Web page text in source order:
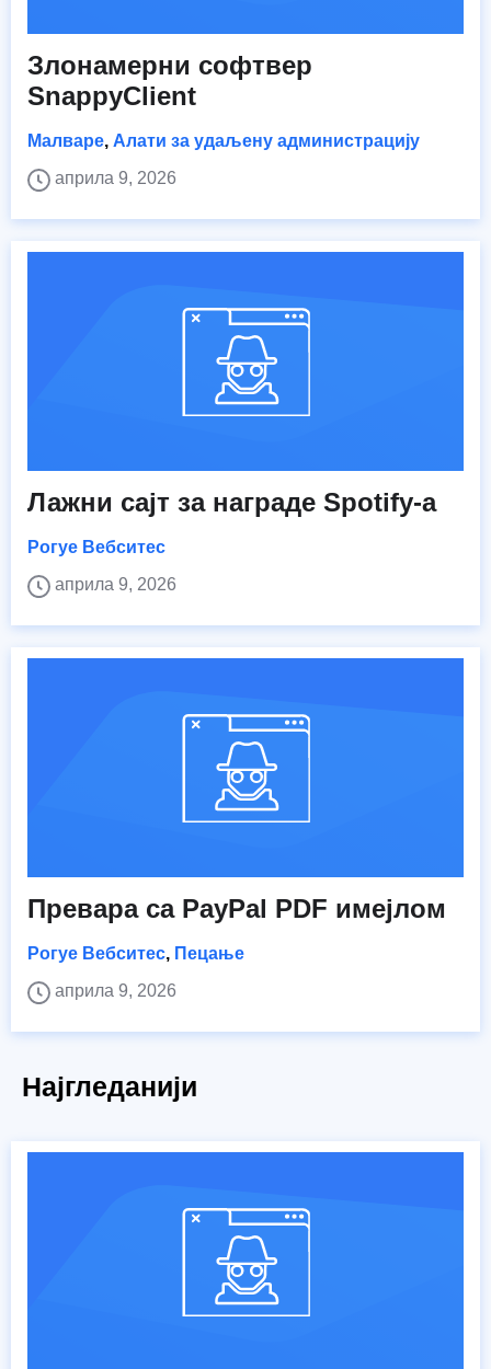
Злонамерни софтвер
SnappyClient
Малваре, Алати за удаљену администрацију
априла 9, 2026
Лажни сајт за награде Spotify-а
Рогуе Вебситес
априла 9, 2026
Превара са PayPal PDF имејлом
Рогуе Вебситес, Пецање
априла 9, 2026
Најгледанији